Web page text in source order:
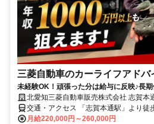
三菱自動車のカーライフアドバ
未経験OK！頑張った分は給与に反映♪長
北愛知三菱自動車販売株式会社 志賀本
交通・アクセス 「志賀本通駅」より徒
月給220,000円～260,000円